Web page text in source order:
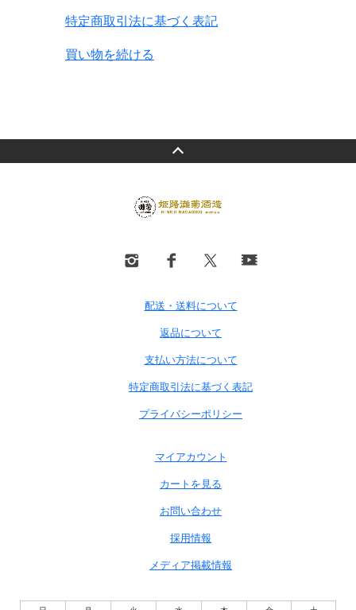
特定商取引法に基づく表記
買い物を続ける
配送・送料について
返品について
支払い方法について
特定商取引法に基づく表記
プライバシーポリシー
マイアカウント
カートを見る
お問い合わせ
採用情報
メディア掲載情報